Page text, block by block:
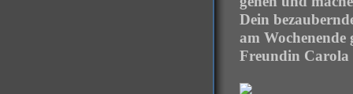
Dein
am
Freundin Carola